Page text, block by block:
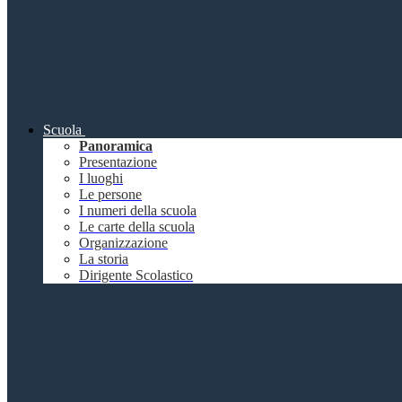
Scuola
Panoramica
Presentazione
I luoghi
Le persone
I numeri della scuola
Le carte della scuola
Organizzazione
La storia
Dirigente Scolastico